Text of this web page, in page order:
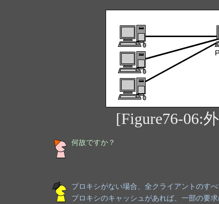
[Figure76-06:
何故ですか？
プロキシがない場合、全クライアントのす
プロキシのキャッシュがあれば、一部の要